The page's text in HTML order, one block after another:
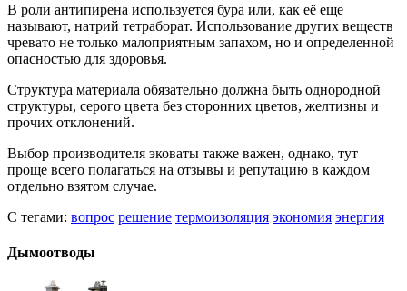
В роли антипирена используется бура или, как её еще
называют, натрий тетраборат. Использование других веществ
чревато не только малоприятным запахом, но и определенной
опасностью для здоровья.
Структура материала обязательно должна быть однородной
структуры, серого цвета без сторонних цветов, желтизны и
прочих отклонений.
Выбор производителя эковаты также важен, однако, тут
проще всего полагаться на отзывы и репутацию в каждом
отдельно взятом случае.
С тегами: вопрос решение термоизоляция экономия энергия
Дымоотводы